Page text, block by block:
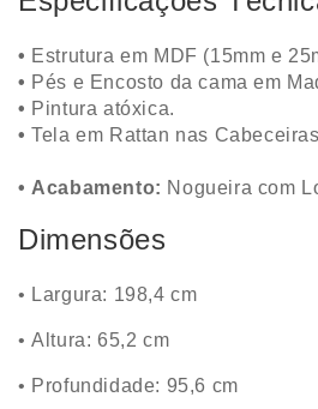
• Estrutura em MDF (15mm e
• Pés e Encosto da cama em
• Pintura atóxica.
•Tela em Rattan nas Cabeceiras
• Acabamento: Nogueira com
Dimensões
• Largura: 198,4 cm
•Altura: 65,2 cm
• Profundidade: 95,6 cm